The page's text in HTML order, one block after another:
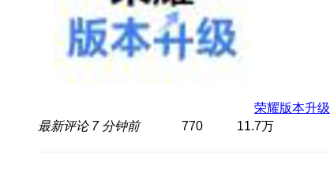
荣耀版本升级
最新评论 7 分钟前 770 11.7万